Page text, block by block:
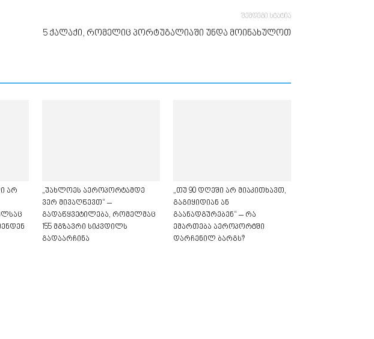
შემდეგი სტატია
5 ქალაქი, რომელიც პორტუგალიაში უნდა მოინახულოთ
არ
„უახლოეს აეროპორტამდე
ვერ მივაღწევთ“ –
გადაწყვეტილება, რომელმაც
155 მგზავრი სიკვდილს
გადაარჩინა
„თუ 90 დღეში არ მიაკითხავთ,
გაგიყიდიან ან
გაანადგურებენ“ – რა
ემართება აეროპორტში
დარჩენილ ბარგს?